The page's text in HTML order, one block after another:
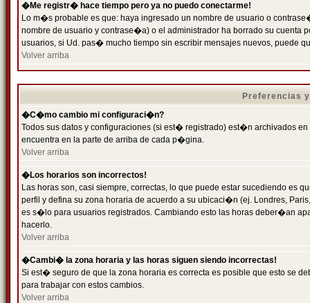
�Me registr� hace tiempo pero ya no puedo conectarme!
Lo m�s probable es que: haya ingresado un nombre de usuario o
nombre de usuario y contrase�a) o el administrador ha borrado su
usuarios, si Ud. pas� mucho tiempo sin escribir mensajes nuevos, puede
Volver arriba
Preferencias
�C�mo cambio mi configuraci�n?
Todos sus datos y configuraciones (si est� registrado) est�n archivados
encuentra en la parte de arriba de cada p�gina.
Volver arriba
�Los horarios son incorrectos!
Las horas son, casi siempre, correctas, lo que puede estar sucediendo es
perfil y defina su zona horaria de acuerdo a su ubicaci�n (ej. Londres,
es s�lo para usuarios registrados. Cambiando esto las horas deber�an
hacerlo.
Volver arriba
�Cambi� la zona horaria y las horas siguen siendo incorrectas!
Si est� seguro de que la zona horaria es correcta es posible que esto se
para trabajar con estos cambios.
Volver arriba